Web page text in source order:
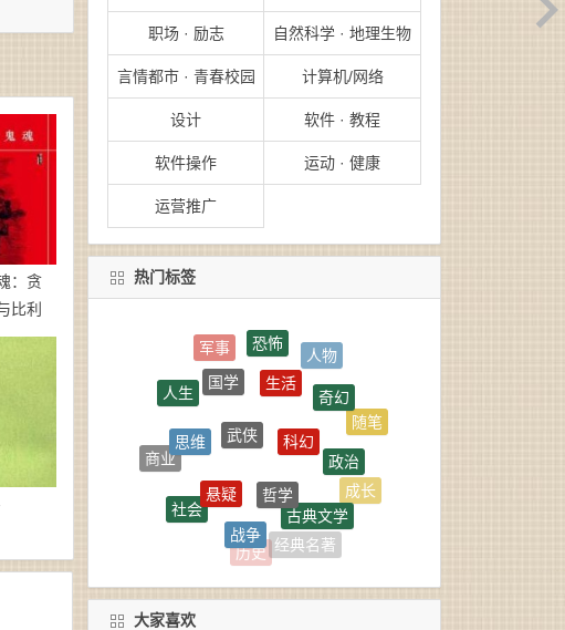
：贪
比利
·霍赫
职场 · 励志 自然科学 · 地理生物
言情都市 · 青春校园 计算机/网络
设计 软件 · 教程
软件操作 运动 · 健康
运营推广
热门标签
恐怖
人物
人生
国学
生活
奇幻
随笔
商业
思维
武侠
科幻
政治
成长
励志
科普
社会
悬疑
哲学
古典文学
经典名著
历史
战争
大家喜欢